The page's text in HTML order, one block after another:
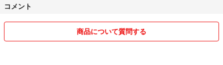
った場合などお許しください。
また、着用感などは個人差がございますので、完璧な品をお求めの方は
ご遠慮下さいませ。
コメント
商品について質問する